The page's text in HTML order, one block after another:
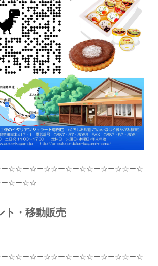
ー☆☆ー☆ー☆☆ー☆ー☆☆ー☆ー☆☆ー☆
ー☆ー☆☆
ト・移動販売
ー☆☆ー☆ー☆☆ー☆ー☆☆ー☆ー☆☆ー☆